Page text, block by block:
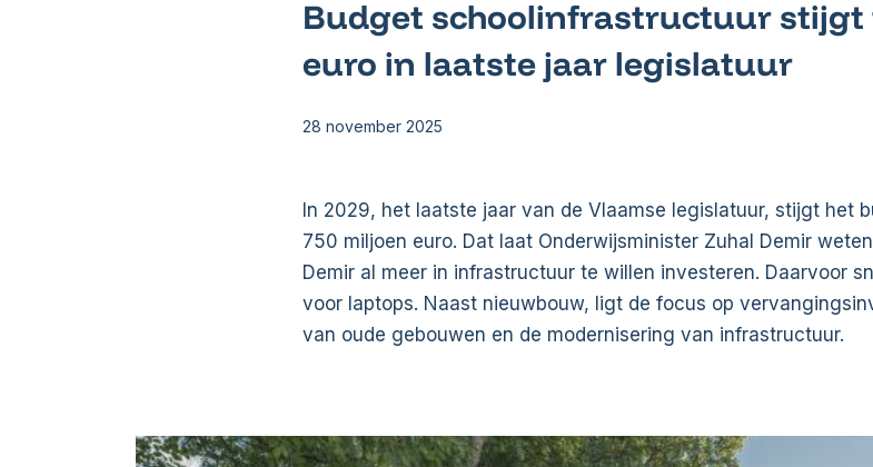
Budget schoolinfrastructuur stijgt
euro in laatste jaar legislatuur
28 november 2025
In 2029, het laatste jaar van de Vlaamse legislatuur, stijgt het
750 miljoen euro. Dat laat Onderwijsminister Zuhal Demir
Demir al meer in infrastructuur te willen investeren. Daarvoor
voor laptops. Naast nieuwbouw, ligt de focus op
van oude gebouwen en de modernisering van infrastructuur.